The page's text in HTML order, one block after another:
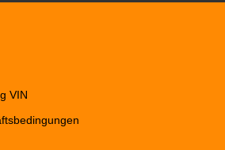
VIN